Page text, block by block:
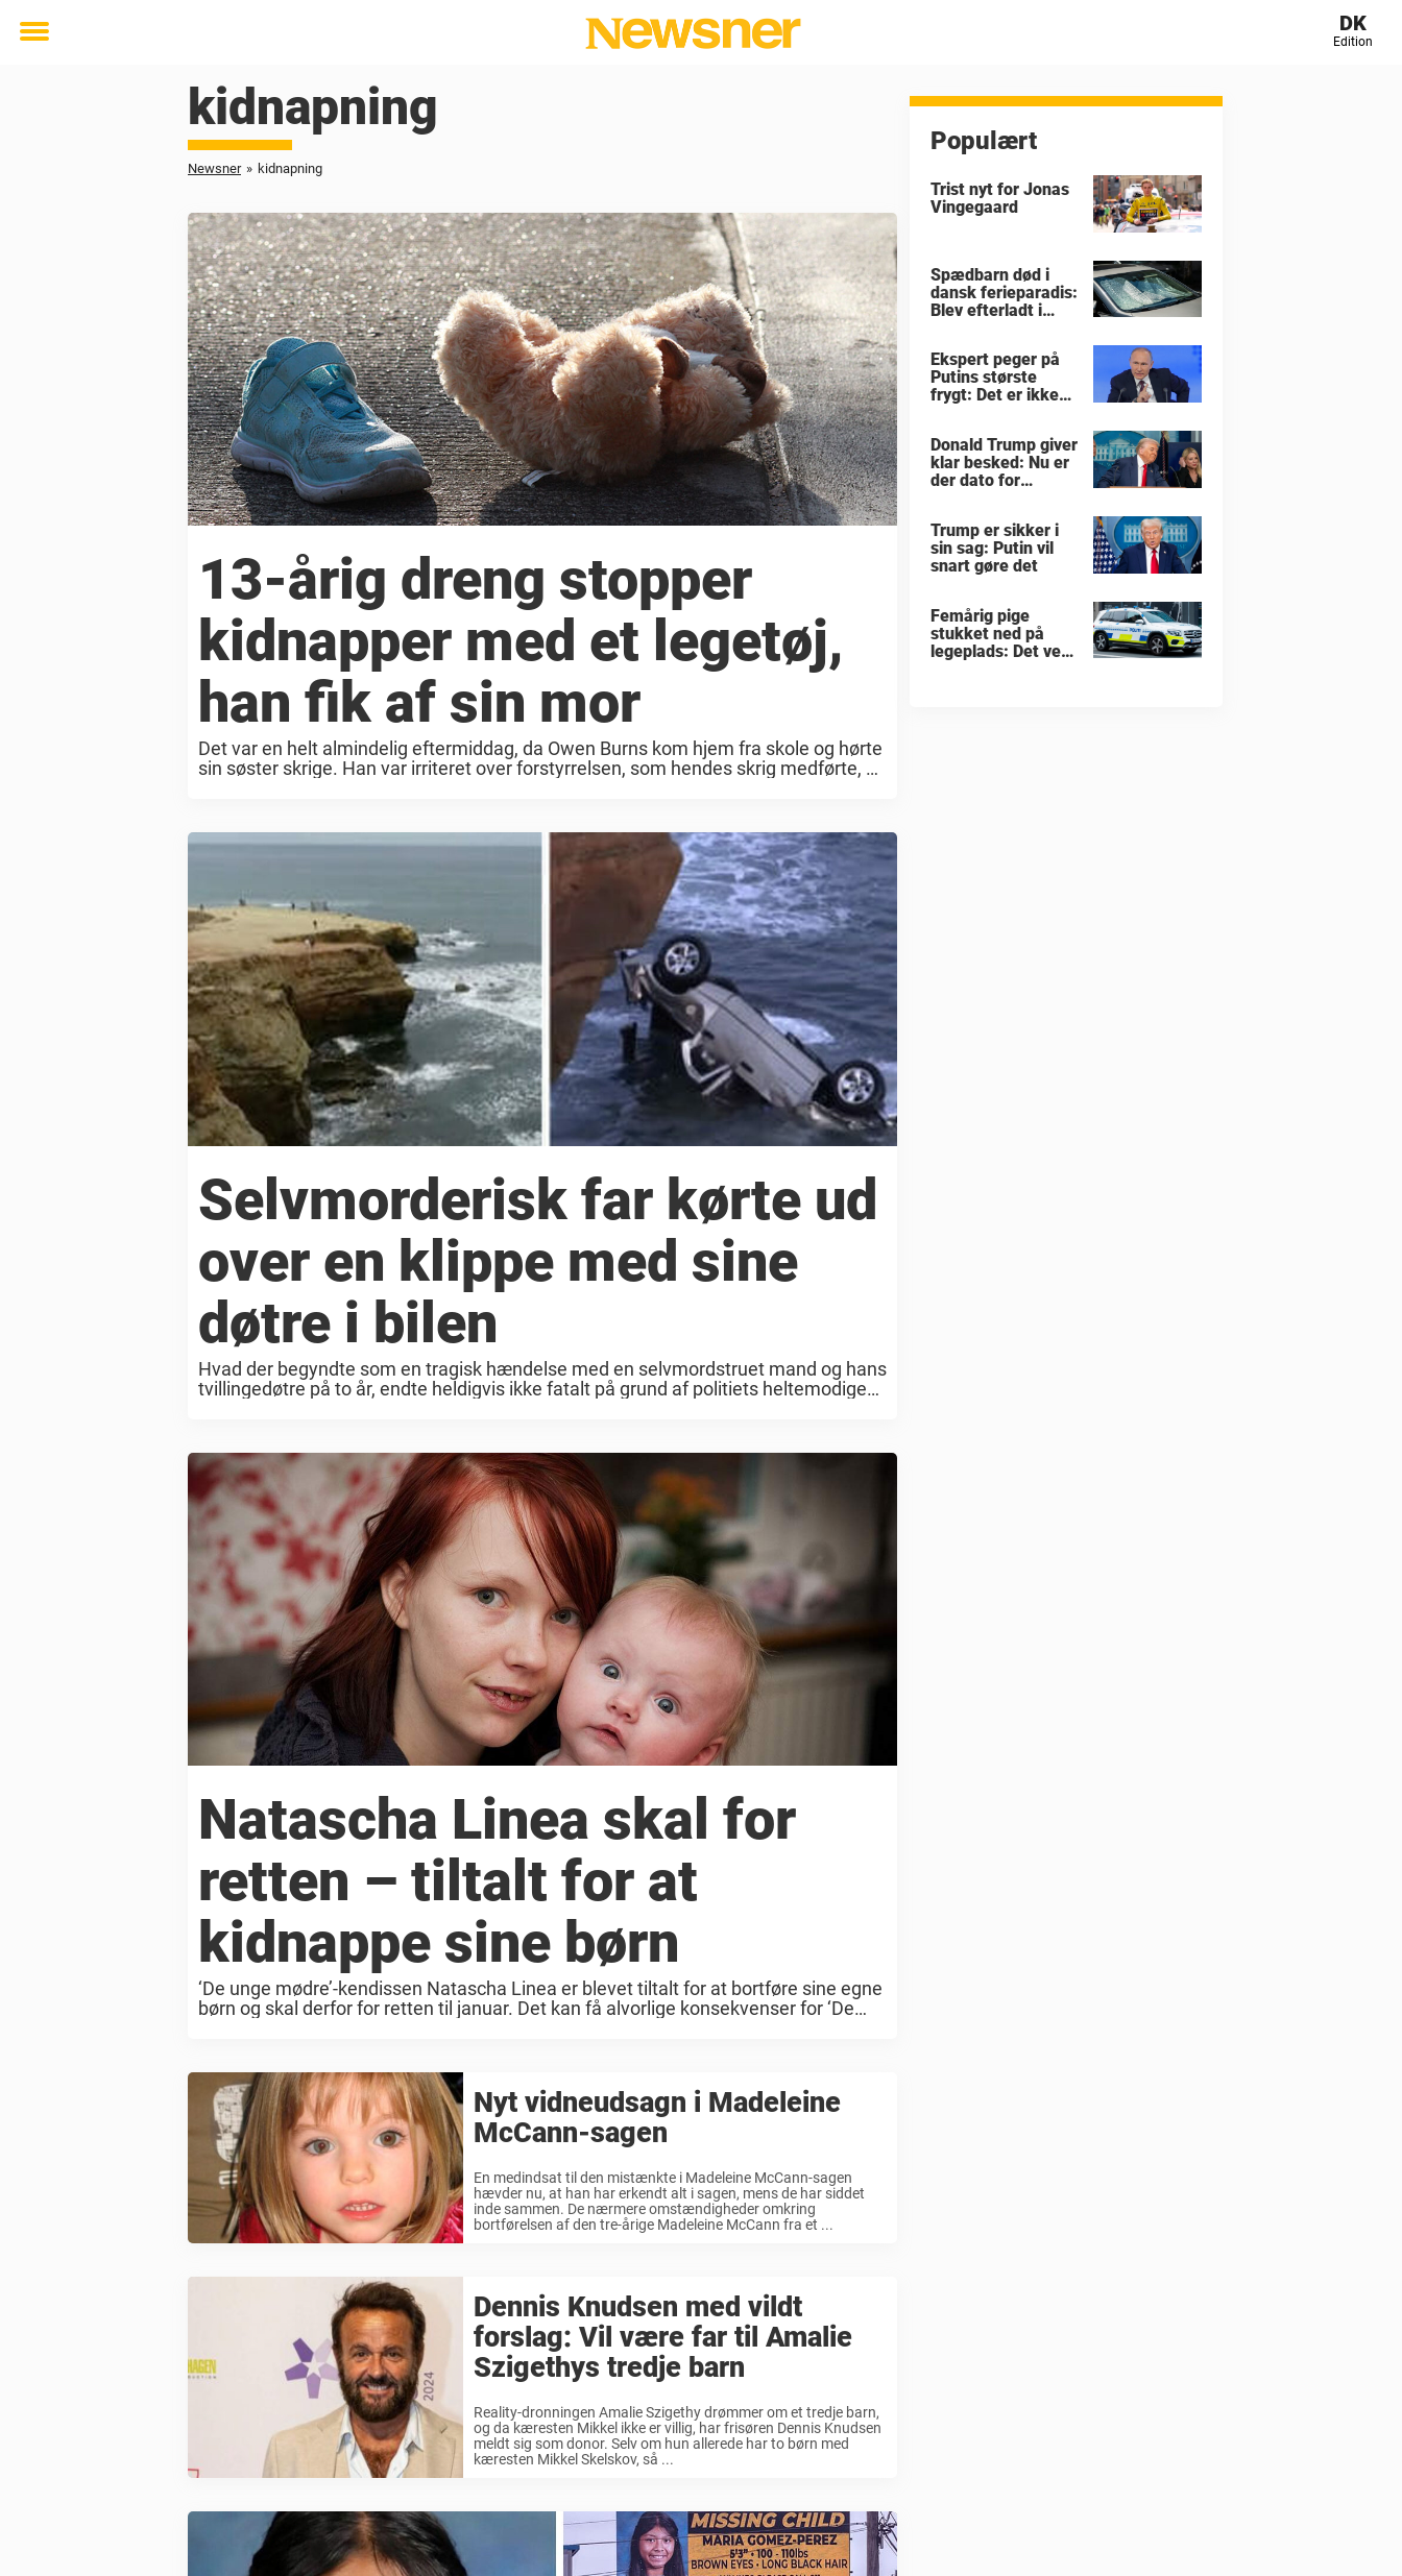
Toggle
DK
Edition
kidnapning
Newsner » kidnapning
13-årig dreng stopper
kidnapper med et legetøj,
han fik af sin mor
Det var en helt almindelig eftermiddag, da Owen Burns kom hjem fra skole og hørte
sin søster skrige. Han var irriteret over forstyrrelsen, som hendes skrig medførte, og
Selvmorderisk far kørte ud
over en klippe med sine
døtre i bilen
Hvad der begyndte som en tragisk hændelse med en selvmordstruet mand og hans
tvillingedøtre på to år, endte heldigvis ikke fatalt på grund af politiets heltemodige
Natascha Linea skal for
retten – tiltalt for at
kidnappe sine børn
‘De unge mødre’-kendissen Natascha Linea er blevet tiltalt for at bortføre sine egne
børn og skal derfor for retten til januar. Det kan få alvorlige konsekvenser for ‘De
Nyt vidneudsagn i Madeleine
McCann-sagen
En medindsat til den mistænkte i Madeleine McCann-sagen
hævder nu, at han har erkendt alt i sagen, mens de har siddet
inde sammen. De nærmere omstændigheder omkring
bortførelsen af den tre-årige Madeleine McCann fra et ...
Dennis Knudsen med vildt
forslag: Vil være far til Amalie
Szigethys tredje barn
Reality-dronningen Amalie Szigethy drømmer om et tredje barn,
og da kæresten Mikkel ikke er villig, har frisøren Dennis Knudsen
meldt sig som donor. Selv om hun allerede har to børn med
kæresten Mikkel Skelskov, så ...
Populært
Trist nyt for Jonas
Vingegaard
Spædbarn død i
dansk ferieparadis:
Blev efterladt i
Ekspert peger på
Putins største
frygt: Det er ikke
Donald Trump giver
klar besked: Nu er
der dato for
Trump er sikker i
sin sag: Putin vil
snart gøre det
Femårig pige
stukket ned på
legeplads: Det ved